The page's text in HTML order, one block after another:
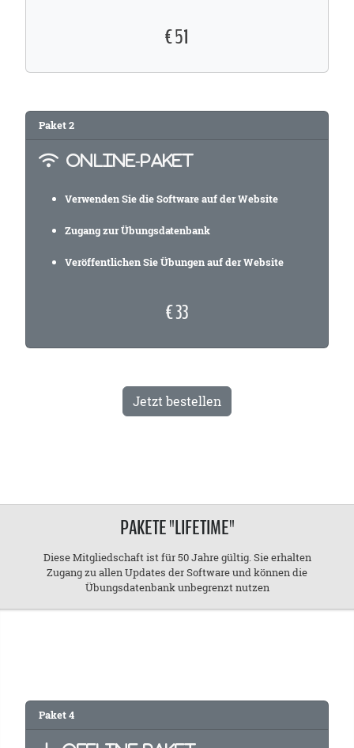
€ 51
Paket2
ONLINE-PAKET
Verwenden Sie die Software auf der Website
Zugang zur Übungsdatenbank
Veröffentlichen Sie Übungen auf der Website
€ 33
Jetzt bestellen
PAKETE "LIFETIME"
Diese Mitgliedschaft ist für 50 Jahre gültig. Sie erhalten
Zugang zu allen Updates der Software und können die
Übungsdatenbank unbegrenzt nutzen
Paket 4